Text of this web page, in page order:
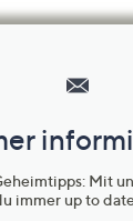
Mit
immer up to